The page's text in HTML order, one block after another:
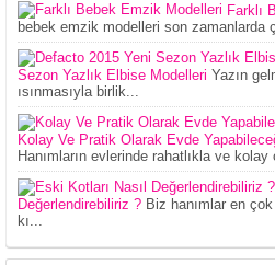
Farklı
bebek emzik modelleri son zamanlarda
Sezon Yazlık Elbise Modelleri Yazın
ısınmasıyla birlik...
Kolay Ve Pratik Olarak Evde
Hanımların evlerinde rahatlıkla ve kolay
Değerlendirebiliriz ? Biz hanımlar en
kı...